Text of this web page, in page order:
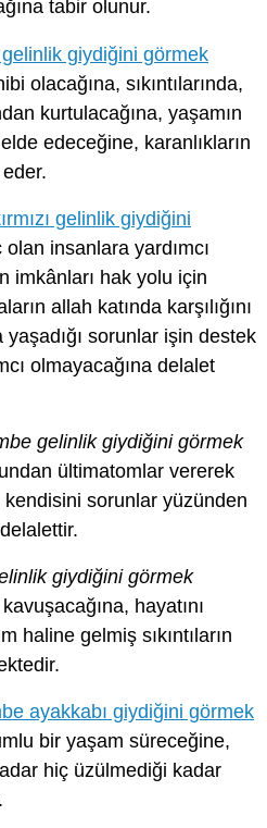
tabir olunur.
gelinlik giydiğini görmek
olacağına, sıkıntılarında,
kurtulacağına, yaşamın
edeceğine, karanlıkların
gelinlik giydiğini
insanlara yardımcı
imkânları hak yolu için
allah katında karşılığını
yaşadığı sorunlar işin destek
olmayacağına delalet
gelinlik giydiğini görmek
ültimatomlar vererek
sorunlar yüzünden
giydiğini görmek
hayatını
haline gelmiş sıkıntıların
ayakkabı giydiğini görmek
bir yaşam süreceğine,
hiç üzülmediği kadar